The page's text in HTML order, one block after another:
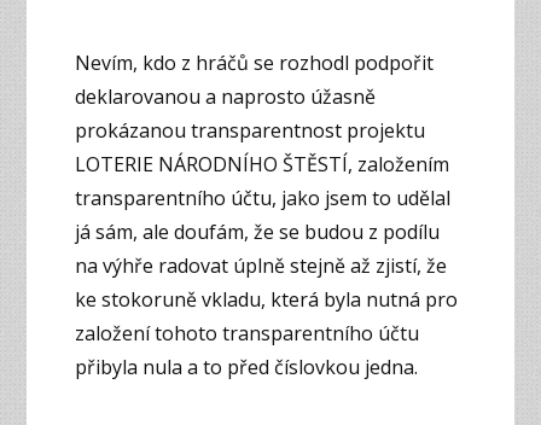
Nevím, kdo z hráčů se rozhodl podpořit
deklarovanou a naprosto úžasně
prokázanou transparentnost projektu
LOTERIE NÁRODNÍHO ŠTĚSTÍ, založením
transparentního účtu, jako jsem to udělal
já sám, ale doufám, že se budou z podílu
na výhře radovat úplně stejně až zjistí, že
ke stokoruně vkladu, která byla nutná pro
založení tohoto transparentního účtu
přibyla nula a to před číslovkou jedna.